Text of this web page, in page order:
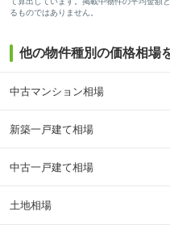
るものではありません。
他の物件種別の価格相場
中古マンション相場
新築一戸建て相場
中古一戸建て相場
土地相場